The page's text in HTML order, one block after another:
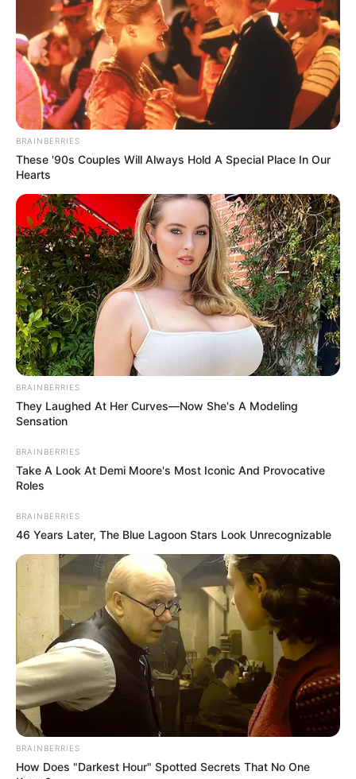
(ΣΤΟ ΟΝΟΜΑ ΕΥΤΥΧΙΑ ΝΙΚΑ) ΓΡΑΦΟΝΤΑΣ ΩΣ
ΔΙΚΑΙΟΛΟΓΙΑ “ΔΩΡΕΑ” ΚΑΙ ΑΝ ΘΕΛΕΤΕ ΚΑΙ ΤΟ
ΟΝΟΜΑ ΣΑΣ ΓΙΑ ΝΑ ΜΠΟΡΩ ΝΑ ΞΕΡΩ ΠΟΙΟΙ ΜΕ
ΒΟΗΘΑΤΕ
ΥΠΟΣΤΗΡΙΞΤΕ ΤΟΝ ΑΓΩΝΑ ΜΑΣ
Επισκεφτείτετο κανάλι μου στο youtubeαν
ψάχνετε πραγματικά να βρείτε την αλήθεια… Η
Ενημέρωση που δεν θα ακούσετε ποτέ από τα
κυρίαρχα ΜΜΕ… Υποστηρίξτε αυτόν τον αγώνα με
την εγγραφή, τα κόσμια σχόλια και τα λάικ σας…
FACEBOOK
BRAINBERRIES
These '90s Couples Will Always Hold A Special Place In Our
Hearts
BRAINBERRIES
They Laughed At Her Curves—Now She's A Modeling
Sensation
BRAINBERRIES
Take A Look At Demi Moore's Most Iconic And Provocative
Roles
BRAINBERRIES
46 Years Later, The Blue Lagoon Stars Look Unrecognizable
BRAINBERRIES
How Does "Darkest Hour" Spotted Secrets That No One